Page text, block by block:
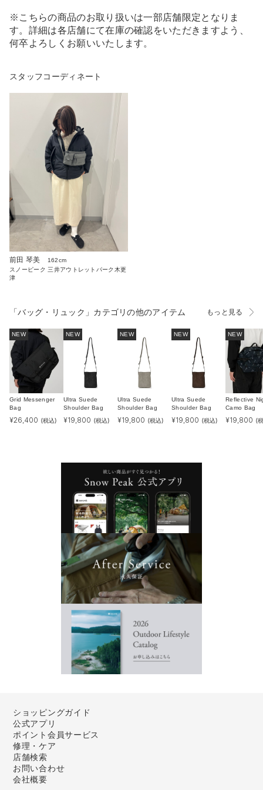
※こちらの商品のお取り扱いは一部店舗限定となりま
す。詳細は各店舗にて在庫の確認をいただきますよう、
何卒よろしくお願いいたします。
スタッフコーディネート
前田 琴美
162cm
スノーピーク 三井アウトレットパーク木更
津
「バッグ・リュック」カテゴリの他のアイテム もっと見る
NEW
Grid Messenger
Bag
¥26,400 (税込)
NEW
Ultra Suede
Shoulder Bag
¥19,800 (税込)
NEW
Ultra Suede
Shoulder Bag
¥19,800 (税込)
NEW
Ultra Suede
Shoulder Bag
¥19,800 (税込)
NEW
Reflective
Camo Bag
¥19,800 (
ショッピングガイド
公式アプリ
ポイント会員サービス
修理・ケア
店舗検索
お問い合わせ
会社概要